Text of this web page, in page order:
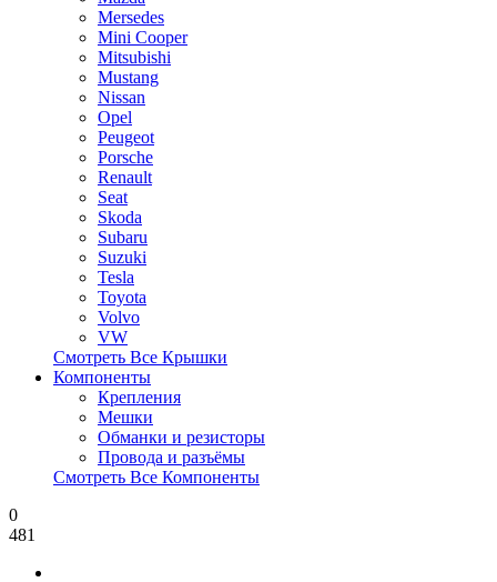
Mersedes
Mini Cooper
Mitsubishi
Mustang
Nissan
Opel
Peugeot
Porsche
Renault
Seat
Skoda
Subaru
Suzuki
Tesla
Toyota
Volvo
VW
Смотреть Все Крышки
Компоненты
Крепления
Мешки
Обманки и резисторы
Провода и разъёмы
Смотреть Все Компоненты
0
481